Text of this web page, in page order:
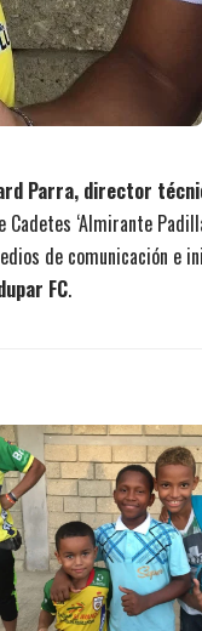
Parra, director
‘Almirante
de comunicación e
FC.